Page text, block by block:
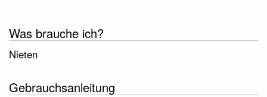
Was brauche ich?
Nieten
Gebrauchsanleitung